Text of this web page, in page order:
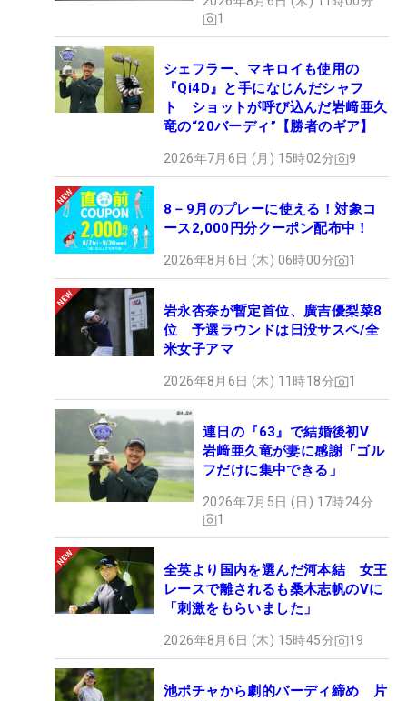
1
シェフラー、マキロイも使用の
『Qi4D』と手になじんだシャフ
ト ショットが呼び込んだ岩﨑亜久
竜の“20バーディ”【勝者のギア】
2026年7月6日 (月) 15時02分 9
8－9月のプレーに使える！対象コ
ース2,000円分クーポン配布中！
2026年8月6日 (木) 06時00分 1
岩永杏奈が暫定首位、廣吉優梨菜8
位 予選ラウンドは日没サスペ/全
米女子アマ
2026年8月6日 (木) 11時18分 1
連日の『63』で結婚後初V
岩﨑亜久竜が妻に感謝「ゴル
フだけに集中できる」
2026年7月5日 (日) 17時24分
1
全英より国内を選んだ河本結 女王
レースで離されるも桑木志帆のVに
「刺激をもらいました」
2026年8月6日 (木) 15時45分 19
池ポチャから劇的バーディ締め 片